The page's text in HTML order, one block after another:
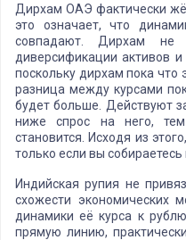
Дирхам ОАЭ фактически
это означает, что
совпадают. Дирхам не
диверсификации активов
поскольку дирхам пока что
разница между курсами
будет больше. Действуют
ниже спрос на него,
становится. Исходя из
только если вы
Индийская рупия не
схожести экономических
динамики её курса к
прямую линию,